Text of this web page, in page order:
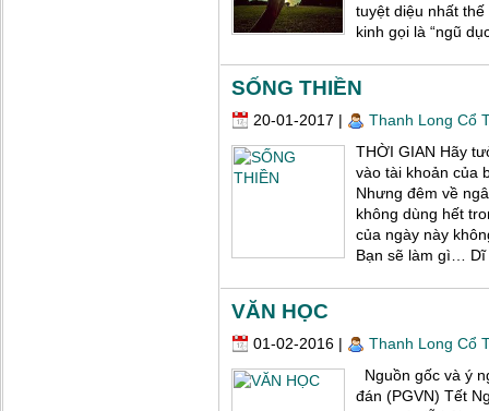
tuyệt diệu nhất
kinh gọi là “ngũ
SỐNG THIỀN
20-01-2017 |
Thanh Long Cổ
THỜI GIAN Hãy
vào tài khoản của
Nhưng đêm về
không dùng hết
của ngày này
Bạn sẽ làm gì… Dĩ
VĂN HỌC
01-02-2016 |
Thanh Long Cổ
Nguồn gốc và ý
đán (PGVN) Tết